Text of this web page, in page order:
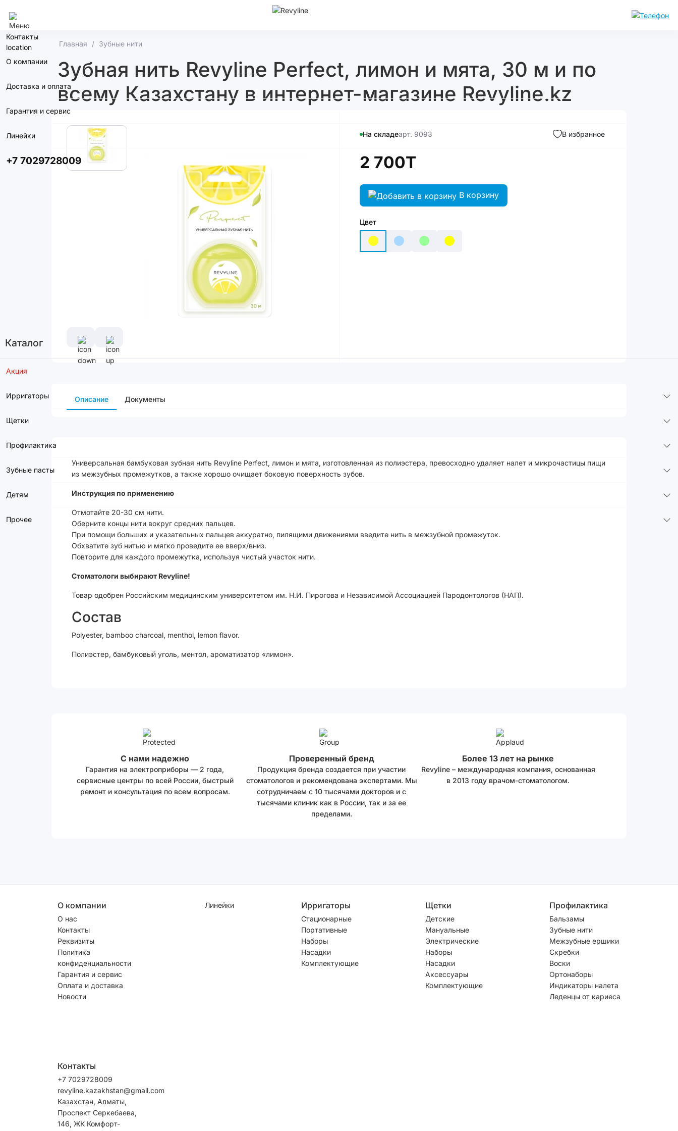
Контакты
О компании
Доставка и оплата
Гарантия и сервис
Линейки
+7 7029728009
Каталог
Акция
Ирригаторы
Щетки
Профилактика
Зубные пасты
Детям
Прочее
Главная Зубные нити
Зубная нить Revyline Perfect, лимон и мята, 30 м и по
всему Казахстану в интернет-магазине Revyline.kz
На складеарт. 9093 В избранное
2 700T
В корзину
Цвет
Описание Документы
Универсальная бамбуковая зубная нить Revyline Perfect, лимон и мята, изготовленная из полиэстера, превосходно удаляет налет и микрочастицы пищи
из межзубных промежутков, а также хорошо очищает боковую поверхность зубов.
Инструкция по применению
Отмотайте 20-30 см нити.
Оберните концы нити вокруг средних пальцев.
При помощи больших и указательных пальцев аккуратно, пилящими движениями введите нить в межзубной промежуток.
Обхватите зуб нитью и мягко проведите ее вверх/вниз.
Повторите для каждого промежутка, используя чистый участок нити.
Стоматологи выбирают Revyline!
Товар одобрен Российским медицинским университетом им. Н.И. Пирогова и Независимой Ассоциацией Пародонтологов (НАП).
Состав
Polyester, bamboo charcoal, menthol, lemon flavor.
Полиэстер, бамбуковый уголь, ментол, ароматизатор «лимон».
С нами надежно
Гарантия на электроприборы — 2 года,
сервисные центры по всей России, быстрый
ремонт и консультация по всем вопросам.
Проверенный бренд
Продукция бренда создается при участии
стоматологов и рекомендована экспертами. Мы
сотрудничаем с 10 тысячами докторов и с
тысячами клиник как в России, так и за ее
пределами.
Более 13 лет на рынке
Revyline – международная компания, основанная
в 2013 году врачом-стоматологом.
О компании
О нас
Контакты
Реквизиты
Политика
конфиденциальности
Гарантия и сервис
Оплата и доставка
Новости
Линейки Ирригаторы
Стационарные
Портативные
Наборы
Насадки
Комплектующие
Щетки
Детские
Мануальные
Электрические
Наборы
Насадки
Аксессуары
Комплектующие
Профилактика
Бальзамы
Зубные нити
Межзубные ершики
Скребки
Воски
Ортонаборы
Индикаторы налета
Леденцы от кариеса
Контакты
+7 7029728009
revyline.kazakhstan@gmail.com
Казахстан, Алматы,
Проспект Серкебаева,
146, ЖК Комфорт-